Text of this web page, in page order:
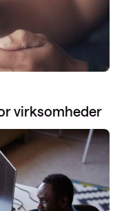
virksomheder